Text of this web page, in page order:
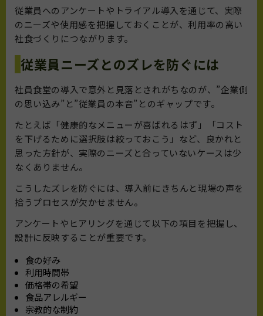
従業員へのアンケートやトライアル導入を通じて、実際
のニーズや使用感を把握しておくことが、利用率の高い
社食づくりにつながります。
従業員ニーズとのズレを防ぐには
社員食堂の導入で意外と見落とされがちなのが、”企業側
の思い込み”と”従業員の本音”とのギャップです。
たとえば「健康的なメニューが喜ばれるはず」「コスト
を下げるために選択肢は絞っておこう」など、良かれと
思った方針が、実際のニーズと合っていないケースは少
なくありません。
こうしたズレを防ぐには、導入前にきちんと現場の声を
拾うプロセスが欠かせません。
アンケートやヒアリングを通じて以下の項目を把握し、
設計に反映することが重要です。
食の好み
利用時間帯
価格帯の希望
食品アレルギー
宗教的な制約